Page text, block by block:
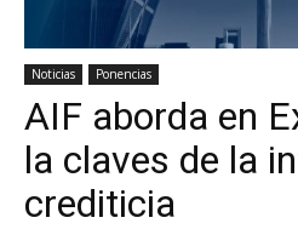
Noticias Ponencias
AIF aborda en
la claves de la
crediticia